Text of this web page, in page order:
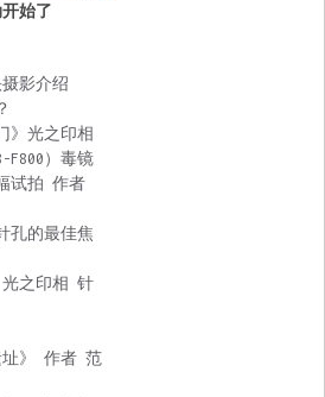
始了
影介绍
》光之印相
F800）毒镜
试拍 作者
孔的最佳焦
之印相 针
址》 作者 范